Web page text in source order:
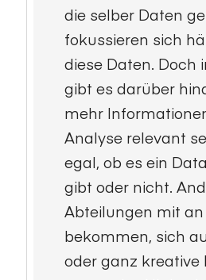
die selber Daten
fokussieren sich
diese Daten. Doch
gibt es darüber
mehr
Analyse relevant
egal, ob es ein
gibt oder nicht.
Abteilungen mit
bekommen, sich
oder ganz kreative